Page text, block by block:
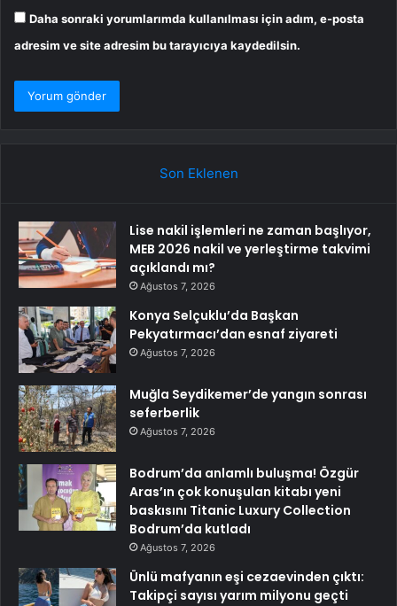
Daha sonraki yorumlarımda kullanılması için adım, e-posta
adresim ve site adresim bu tarayıcıya kaydedilsin.
Son Eklenen
Lise nakil işlemleri ne zaman başlıyor,
MEB 2026 nakil ve yerleştirme takvimi
açıklandı mı?
Ağustos 7, 2026
Konya Selçuklu’da Başkan
Pekyatırmacı’dan esnaf ziyareti
Ağustos 7, 2026
Muğla Seydikemer’de yangın sonrası
seferberlik
Ağustos 7, 2026
Bodrum’da anlamlı buluşma! Özgür
Aras’ın çok konuşulan kitabı yeni
baskısını Titanic Luxury Collection
Bodrum’da kutladı
Ağustos 7, 2026
Ünlü mafyanın eşi cezaevinden çıktı:
Takipçi sayısı yarım milyonu geçti